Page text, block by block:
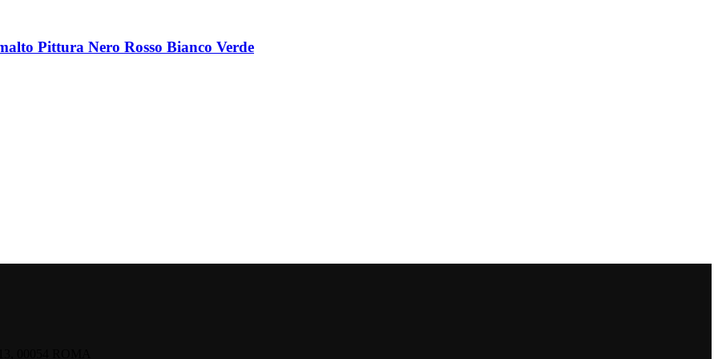
Pittura Nero Rosso Bianco Verde